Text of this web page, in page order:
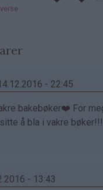
- 22:45
bakebøker❤️ For
å bla i vakre bøker!!!
- 13:43